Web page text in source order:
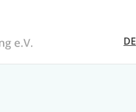
DE